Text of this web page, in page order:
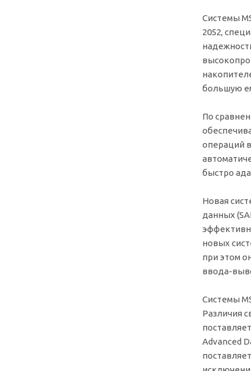
Системы
2052,
большую
По
операций
быстро
Новая
данных
новых
при этом
ввода-
Системы
Различия
Advanced